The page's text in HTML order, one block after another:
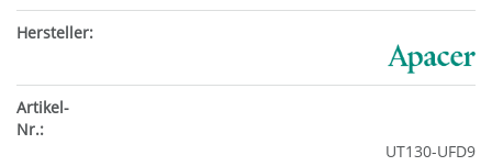
UT130-UFD9